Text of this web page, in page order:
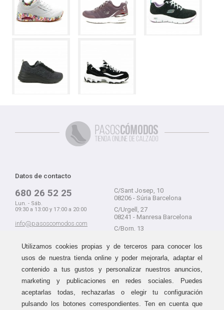
Datos de contacto
680 26 52 25
Lun. - Sáb.
09:30 a 13:00 y 17:00 a 20:00
info@pasoscomodos.com
C/Sant Josep, 10
08206 - Súria Barcelona
C/Urgell, 27
08241 - Manresa Barcelona
C/Born, 13
Guía de compra Devolución sin problemas
Haz tus compras sin miedo a
equivocarte:
Utilizamos cookies propias y de terceros para conocer los
usos de nuestra tienda online y poder mejorarla, adaptar el
contenido a tus gustos y personalizar nuestros anuncios,
marketing y publicaciones en redes sociales. Puedes
aceptarlas todas, rechazarlas o elegir tu configuración
pulsando los botones correspondientes. Ten en cuenta que